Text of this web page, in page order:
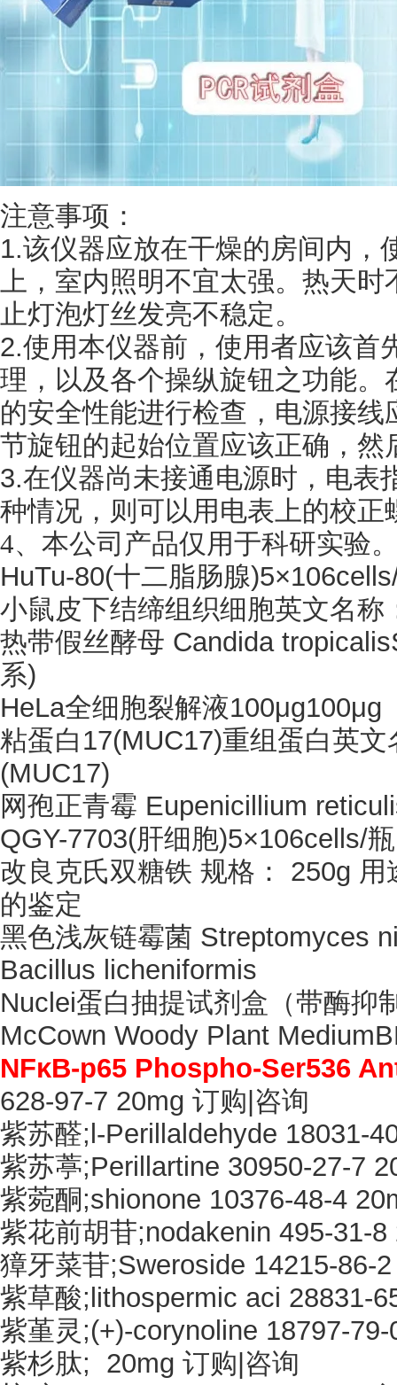
注意事项：
1.该仪器应放在干燥的房间内，
上，室内照明不宜太强。热天
止灯泡灯丝发亮不稳定。
2.使用本仪器前，使用者应该首
理，以及各个操纵旋钮之功能
的安全性能进行检查，电源接
节旋钮的起始位置应该正确，然
3.在仪器尚未接通电源时，电表
种情况，则可以用电表上的校正
4、 本公司产品仅用于科研实验
HuTu-80(十二脂肠腺
小鼠皮下结缔组织细胞英文名称
热带假丝酵母 Candida
系)
HeLa全细胞裂解液100μg100μg
粘蛋白 17(MUC17)重组蛋白英
(MUC17)
网孢正青霉 Eupenicillium
QGY-7703(肝细胞)5×106cells/
改良克氏双糖铁 规格：
250g 用
的鉴定
黑色浅灰链霉菌 Streptomyces
Bacillus licheniformis
Nuclei蛋白抽提试剂盒（带酶抑
McCown Woody Plant
NFκB-p65 Phospho-Ser536
628-97-7 20mg 订购|咨询
紫苏醛;l-Perillaldehyde 18031-
紫苏葶;Perillartine 30950-27-7
紫菀酮;shionone 10376-48-4
紫花前胡苷;nodakenin 495-31-
獐牙菜苷;Sweroside 14215-86-
紫草酸;lithospermic aci 28831-
紫堇灵 ;(+)-corynoline 18797-
紫杉肽; 20mg 订购|咨询